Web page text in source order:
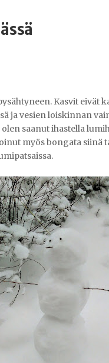
Kasvit eivät
ja vesien loiskinnan
saanut ihastella
myös bongata siinä